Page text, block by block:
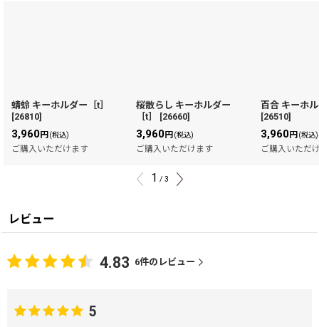
蜻蛉 キーホルダー［t］
[26810]
3,960円 (税込)
ご購入いただけます
桜散らし キーホルダー
［t］
[26660]
3,960円 (税込)
ご購入いただけます
百合 キーホ
[26510]
3,960円 (税込)
ご購入いただ
1 / 3
レビュー
4.83 6件のレビュー
5